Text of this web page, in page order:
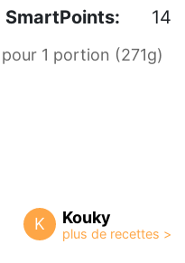
SmartPoints: 14
1 portion (271g)
K Kouky